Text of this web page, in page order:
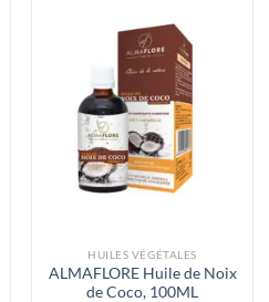
HUILES VÉGÉTALES
ALMAFLORE Huile de Noix
de Coco, 100ML